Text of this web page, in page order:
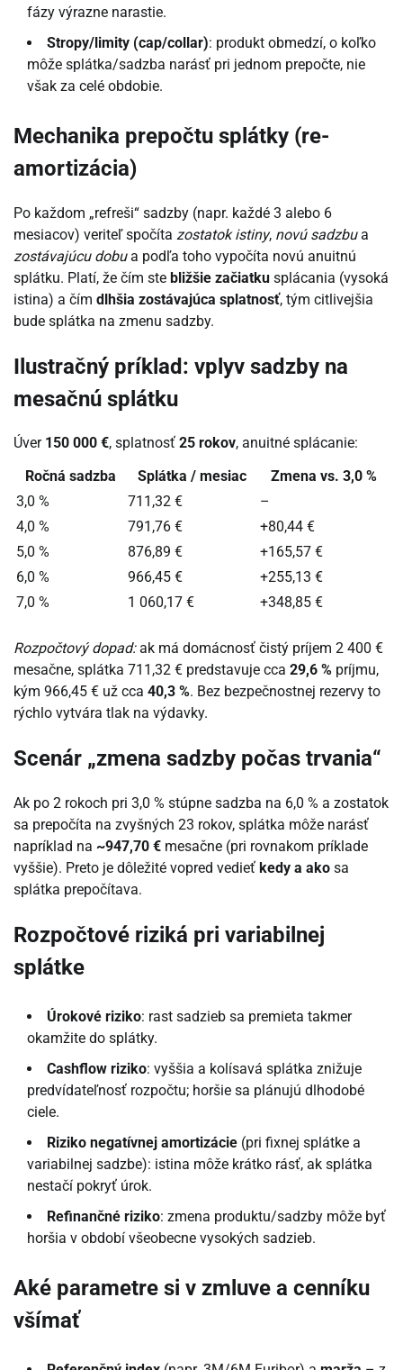
fázy výrazne narastie.
Stropy/limity (cap/collar): produkt obmedzí, o koľko
môže splátka/sadzba narásť pri jednom prepočte, nie
však za celé obdobie.
Mechanika prepočtu splátky (re-
amortizácia)
Po každom „refreši“ sadzby (napr. každé 3 alebo 6
mesiacov) veriteľ spočíta zostatok istiny, novú sadzbua
zostávajúcu dobua podľa toho vypočíta novú anuitnú
splátku. Platí, že čím ste bližšie začiatku splácania (vysoká
istina) a čím dlhšia zostávajúca splatnosť, tým citlivejšia
bude splátka na zmenu sadzby.
Ilustračný príklad: vplyv sadzby na
mesačnú splátku
Úver 150 000 €, splatnosť 25 rokov, anuitné splácanie:
Ročná sadzba
Splátka / mesiac
Zmena vs. 3,0 %
3,0 %
711,32 €
–
4,0 %
791,76 €
+80,44 €
5,0 %
876,89 €
+165,57 €
6,0 %
966,45 €
+255,13 €
7,0 %
1 060,17 € +348,85 €
Rozpočtový dopad:ak má domácnosť čistý príjem 2 400 €
mesačne, splátka 711,32 € predstavuje cca 29,6 % príjmu,
kým 966,45 € už cca 40,3 %. Bez bezpečnostnej rezervy to
rýchlo vytvára tlak na výdavky.
Scenár „zmena sadzby počas trvania“
Ak po 2 rokoch pri 3,0 % stúpne sadzba na 6,0 % a zostatok
sa prepočíta na zvyšných 23 rokov, splátka môže narásť
napríklad na ~947,70 € mesačne (pri rovnakom príklade
vyššie). Preto je dôležité vopred vedieť kedy a ako sa
splátka prepočítava.
Rozpočtové riziká pri variabilnej
splátke
Úrokové riziko: rast sadzieb sa premieta takmer
okamžite do splátky.
Cashflow riziko: vyššia a kolísavá splátka znižuje
predvídateľnosť rozpočtu; horšie sa plánujú dlhodobé
ciele.
Riziko negatívnej amortizácie (pri fixnej splátke a
variabilnej sadzbe): istina môže krátko rásť, ak splátka
nestačí pokryť úrok.
Refinančné riziko: zmena produktu/sadzby môže byť
horšia v období všeobecne vysokých sadzieb.
Aké parametre si v zmluve a cenníku
všímať